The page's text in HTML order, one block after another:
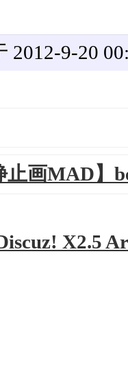
2012-9-20
止画MAD】
X2.5